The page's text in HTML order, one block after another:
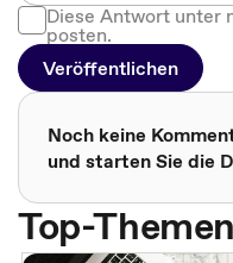
Diese Antwort unter
posten.
Veröffentlichen
Noch keine
und starten Sie die
Top-Themen